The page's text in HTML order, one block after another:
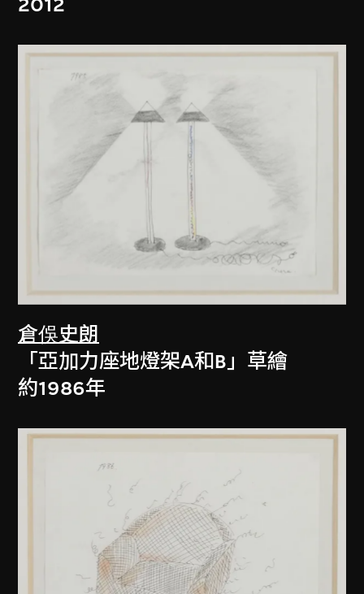
2012
倉俁史朗
「亞加力座地燈架A和B」草繪
約1986年